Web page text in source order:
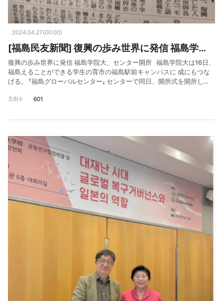
2024.04.27(00:00)
[福島民友新聞] 復興の歩み世界に発信 福島学院大、センター開所
復興の歩み世界に発信 福島学院大、センター開所 福島学院大は16日、
福島えることができる学生の育市の福島駅前キャンパスに 成にもつな
げる。 「福島グローバルセンター」 センターで同日、開所式を開所し
応が「(世界各 地の課題解決に向けた)モ 「デルになり得る」などと語り、
信 福島学院大、センター開所, 2023.4.27.
조회수 601